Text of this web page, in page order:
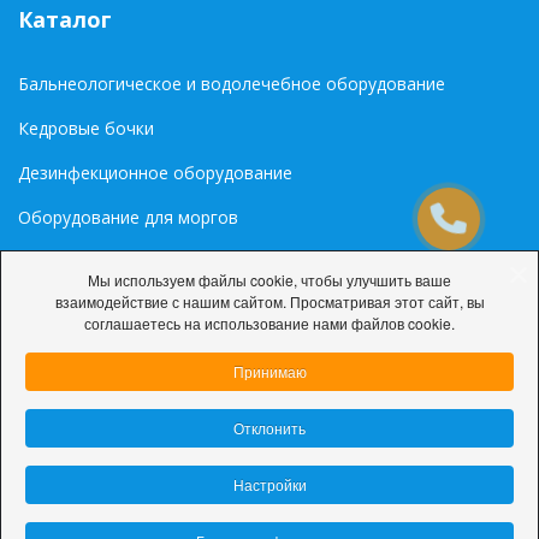
Мы используем файлы cookie, чтобы улучшить ваше
взаимодействие с нашим сайтом. Просматривая этот сайт, вы
соглашаетесь на использование нами файлов cookie.
Принимаю
Отклонить
Настройки
Каталог
Бальнеологическое и водолечебное оборудование
Кедровые бочки
Дезинфекционное оборудование
Оборудование для моргов
Палитра цветов RAL
© 2026 ООО «ДарниЛюкС»
Политика конфиденциальности
Настройки cookie